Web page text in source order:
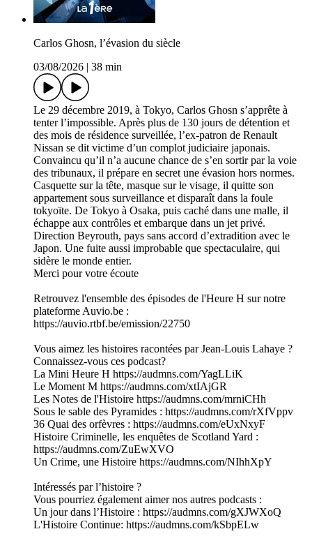
Carlos Ghosn, l’évasion du siècle
03/08/2026
38 min
Le 29 décembre 2019, à Tokyo, Carlos Ghosn s’apprête à
tenter l’impossible. Après plus de 130 jours de détention et
des mois de résidence surveillée, l’ex-patron de Renault
Nissan se dit victime d’un complot judiciaire japonais.
Convaincu qu’il n’a aucune chance de s’en sortir par la voie
des tribunaux, il prépare en secret une évasion hors normes.
Casquette sur la tête, masque sur le visage, il quitte son
appartement sous surveillance et disparaît dans la foule
tokyoïte. De Tokyo à Osaka, puis caché dans une malle, il
échappe aux contrôles et embarque dans un jet privé.
Direction Beyrouth, pays sans accord d’extradition avec le
Japon. Une fuite aussi improbable que spectaculaire, qui
sidère le monde entier.
Merci pour votre écoute
Retrouvez l'ensemble des épisodes de l'Heure H sur notre
plateforme Auvio.be :
https://auvio.rtbf.be/emission/22750
Vous aimez les histoires racontées par Jean-Louis Lahaye ?
Connaissez-vous ces podcast?
La Mini Heure H https://audmns.com/YagLLiK
Le Moment M https://audmns.com/xtIAjGR
Les Notes de l'Histoire https://audmns.com/mrniCHh
Sous le sable des Pyramides : https://audmns.com/rXfVppv
36 Quai des orfèvres : https://audmns.com/eUxNxyF
Histoire Criminelle, les enquêtes de Scotland Yard :
https://audmns.com/ZuEwXVO
Un Crime, une Histoire https://audmns.com/NIhhXpY
Intéressés par l’histoire ?
Vous pourriez également aimer nos autres podcasts :
Un jour dans l’Histoire : https://audmns.com/gXJWXoQ
L'Histoire Continue: https://audmns.com/kSbpELw